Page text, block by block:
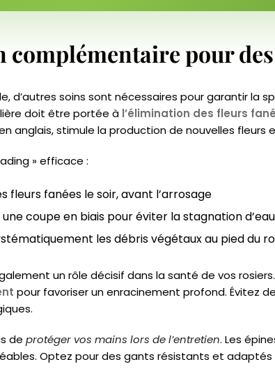
complémentaire pour
d’autres soins sont nécessaires pour garantir la
doit être portée à l’élimination des fleurs
anglais, stimule la production de nouvelles fleurs
» efficace :
fleurs fanées le soir, avant l’arrosage
coupe en biais pour éviter la stagnation d’eau
les débris végétaux au pied du
un rôle décisif dans la santé de vos
pour favoriser un enracinement profond. Évitez
de protéger vos mains lors de l’entretien. Les
Optez pour des gants résistants et